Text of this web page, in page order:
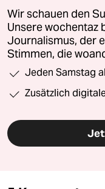
Wir schauen den
Unsere wochentaz
Journalismus, der
Stimmen, die
Jeden Samstag
Zusätzlich